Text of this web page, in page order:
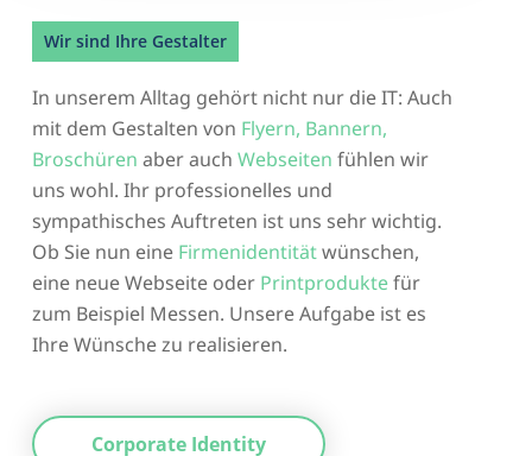
Wir sind Ihre Gestalter
In unserem Alltag gehört nicht nur die IT: Auch
mit dem Gestalten von Flyern, Bannern,
Broschüren aber auch Webseiten fühlen wir
uns wohl. Ihr professionelles und
sympathisches Auftreten ist uns sehr wichtig.
Ob Sie nun eine Firmenidentitätwünschen,
eine neue Webseite oder Printproduktefür
zum Beispiel Messen. Unsere Aufgabe ist es
Ihre Wünsche zu realisieren.
Corporate Identity